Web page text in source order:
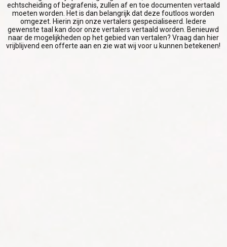
echtscheiding of begrafenis, zullen af en toe documenten vertaald
moeten worden. Het is dan belangrijk dat deze foutloos worden
omgezet. Hierin zijn onze vertalers gespecialiseerd. Iedere
gewenste taal kan door onze vertalers vertaald worden. Benieuwd
naar de mogelijkheden op het gebied van vertalen? Vraag dan hier
vrijblijvend een offerte aan en zie wat wij voor u kunnen betekenen!